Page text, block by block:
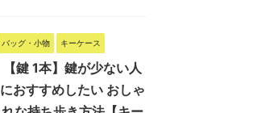
バッグ・小物 キーケース
【鍵 1本】鍵が少ない人
におすすめしたい おしゃ